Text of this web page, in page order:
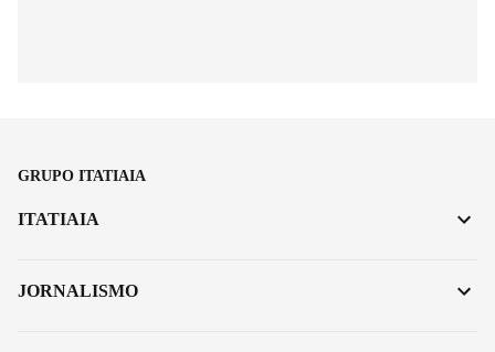
GRUPO ITATIAIA
ITATIAIA
JORNALISMO